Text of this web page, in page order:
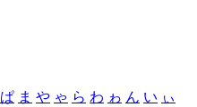
ぱ ま や ゃ ら わ ゎ ん い ぃ